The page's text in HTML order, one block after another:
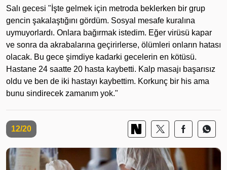
Salı gecesi "İşte gelmek için metroda beklerken bir grup
gencin şakalaştığını gördüm. Sosyal mesafe kuralına
uymuyorlardı. Onlara bağırmak istedim. Eğer virüsü kapar
ve sonra da akrabalarına geçirirlerse, ölümleri onların hatası
olacak. Bu gece şimdiye kadarki gecelerin en kötüsü.
Hastane 24 saatte 20 hasta kaybetti. Kalp masajı başarısız
oldu ve ben de iki hastayı kaybettim. Korkunç bir his ama
bunu sindirecek zamanım yok."
12/20